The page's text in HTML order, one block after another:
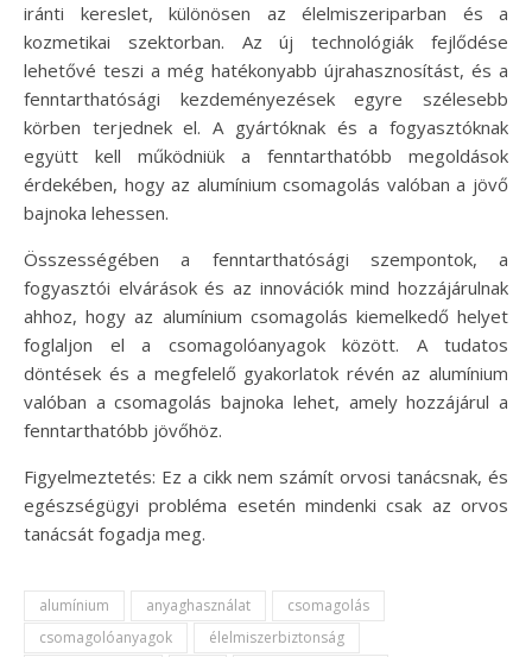
iránti kereslet, különösen az élelmiszeriparban és a
kozmetikai szektorban. Az új technológiák fejlődése
lehetővé teszi a még hatékonyabb újrahasznosítást, és a
fenntarthatósági kezdeményezések egyre szélesebb
körben terjednek el. A gyártóknak és a fogyasztóknak
együtt kell működniük a fenntarthatóbb megoldások
érdekében, hogy az alumínium csomagolás valóban a jövő
bajnoka lehessen.
Összességében a fenntarthatósági szempontok, a
fogyasztói elvárások és az innovációk mind hozzájárulnak
ahhoz, hogy az alumínium csomagolás kiemelkedő helyet
foglaljon el a csomagolóanyagok között. A tudatos
döntések és a megfelelő gyakorlatok révén az alumínium
valóban a csomagolás bajnoka lehet, amely hozzájárul a
fenntarthatóbb jövőhöz.
Figyelmeztetés: Ez a cikk nem számít orvosi tanácsnak, és
egészségügyi probléma esetén mindenki csak az orvos
tanácsát fogadja meg.
alumínium anyaghasználat
csomagolás
csomagolóanyagok
élelmiszerbiztonság